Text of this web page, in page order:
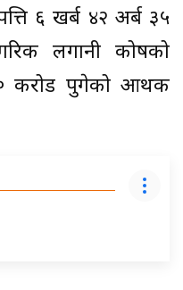
६ खर्ब ४२ अर्ब ३५
लगानी कोषको
करोड पुगेको आर्थिक